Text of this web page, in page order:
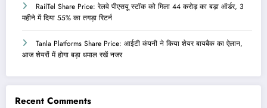
RailTel Share Price: रेलवे पीएसयू स्टॉक को मिला 44 करोड़ का बड़ा ऑर्डर, 3
महीने में दिया 55% का तगड़ा रिटर्न
Tanla Platforms Share Price: आईटी कंपनी ने किया शेयर बायबैक का ऐलान,
आज शेयरों में होगा बड़ा धमाल रखें नजर
Recent Comments